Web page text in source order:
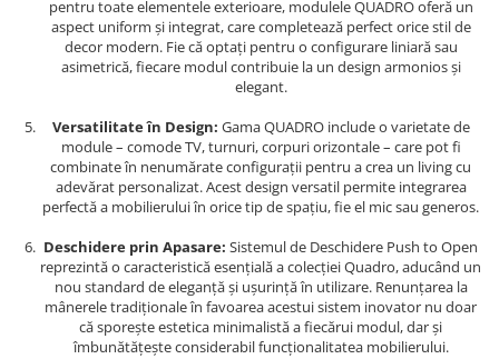
pentru toate elementele exterioare, modulele QUADRO oferă un
aspect uniform și integrat, care completează perfect orice stil de
decor modern. Fie că optați pentru o configurare liniară sau
asimetrică, fiecare modul contribuie la un design armonios și
elegant.
Versatilitate în Design: Gama QUADRO include o varietate de
module – comode TV, turnuri, corpuri orizontale – care pot fi
combinate în nenumărate configurații pentru a crea un living cu
adevărat personalizat. Acest design versatil permite integrarea
perfectă a mobilierului în orice tip de spațiu, fie el mic sau generos.
Deschidere prin Apasare: Sistemul de Deschidere Push to Open
reprezintă o caracteristică esențială a colecției Quadro, aducând un
nou standard de eleganță și ușurință în utilizare. Renunțarea la
mânerele tradiționale în favoarea acestui sistem inovator nu doar
că sporește estetica minimalistă a fiecărui modul, dar și
îmbunătățește considerabil funcționalitatea mobilierului.